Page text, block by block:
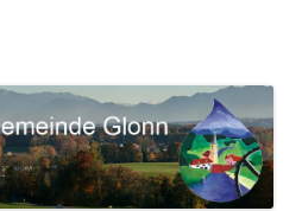
zum
Inhalt